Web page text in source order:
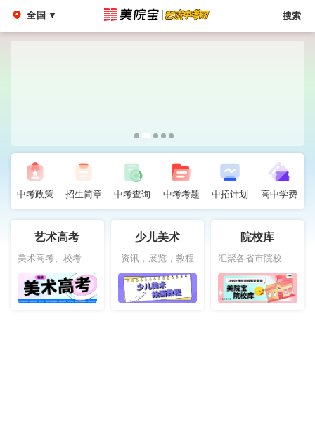
全国 ▾ 搜索
中考政策 招生简章 中考查询 中考考题 中招计划 高中学费
艺术高考
美术高考、校考、联考服务平台
少儿美术
资讯，展览，教程
院校库
汇聚各省市院校信息